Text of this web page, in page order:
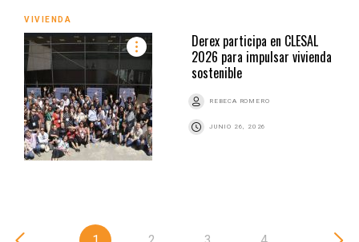
VIVIENDA
Derex participa en CLESAL
2026 para impulsar vivienda
sostenible
REBECA ROMERO
JUNIO 26, 2026